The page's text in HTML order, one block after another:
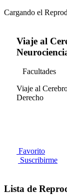
Cargando el
Viaje al
Facultades
Viaje al
Derecho
Favorito
Suscribirme
Lista de